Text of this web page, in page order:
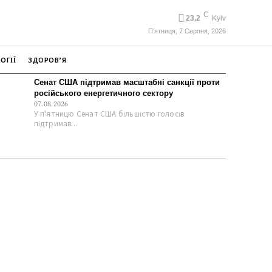
23.2 C Kyiv
П’ятниця, 7 Серпня, 2026
ЗДОРОВ’Я
Сенат США підтримав масштабні санкції проти
російського енергетичного сектору
07.08.2026
У п'ятницю Сенат США більшістю голосів
підтримав...